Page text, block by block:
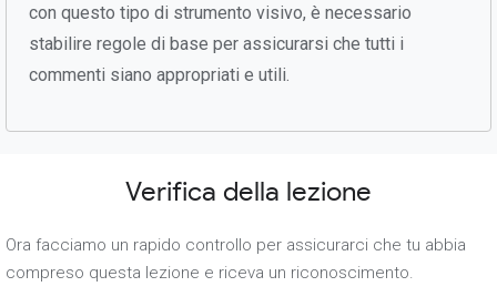
con questo tipo di strumento visivo, è necessario
stabilire regole di base per assicurarsi che tutti i
commenti siano appropriati e utili.
Verifica della lezione
Ora facciamo un rapido controllo per assicurarci che tu abbia
compreso questa lezione e riceva un riconoscimento.